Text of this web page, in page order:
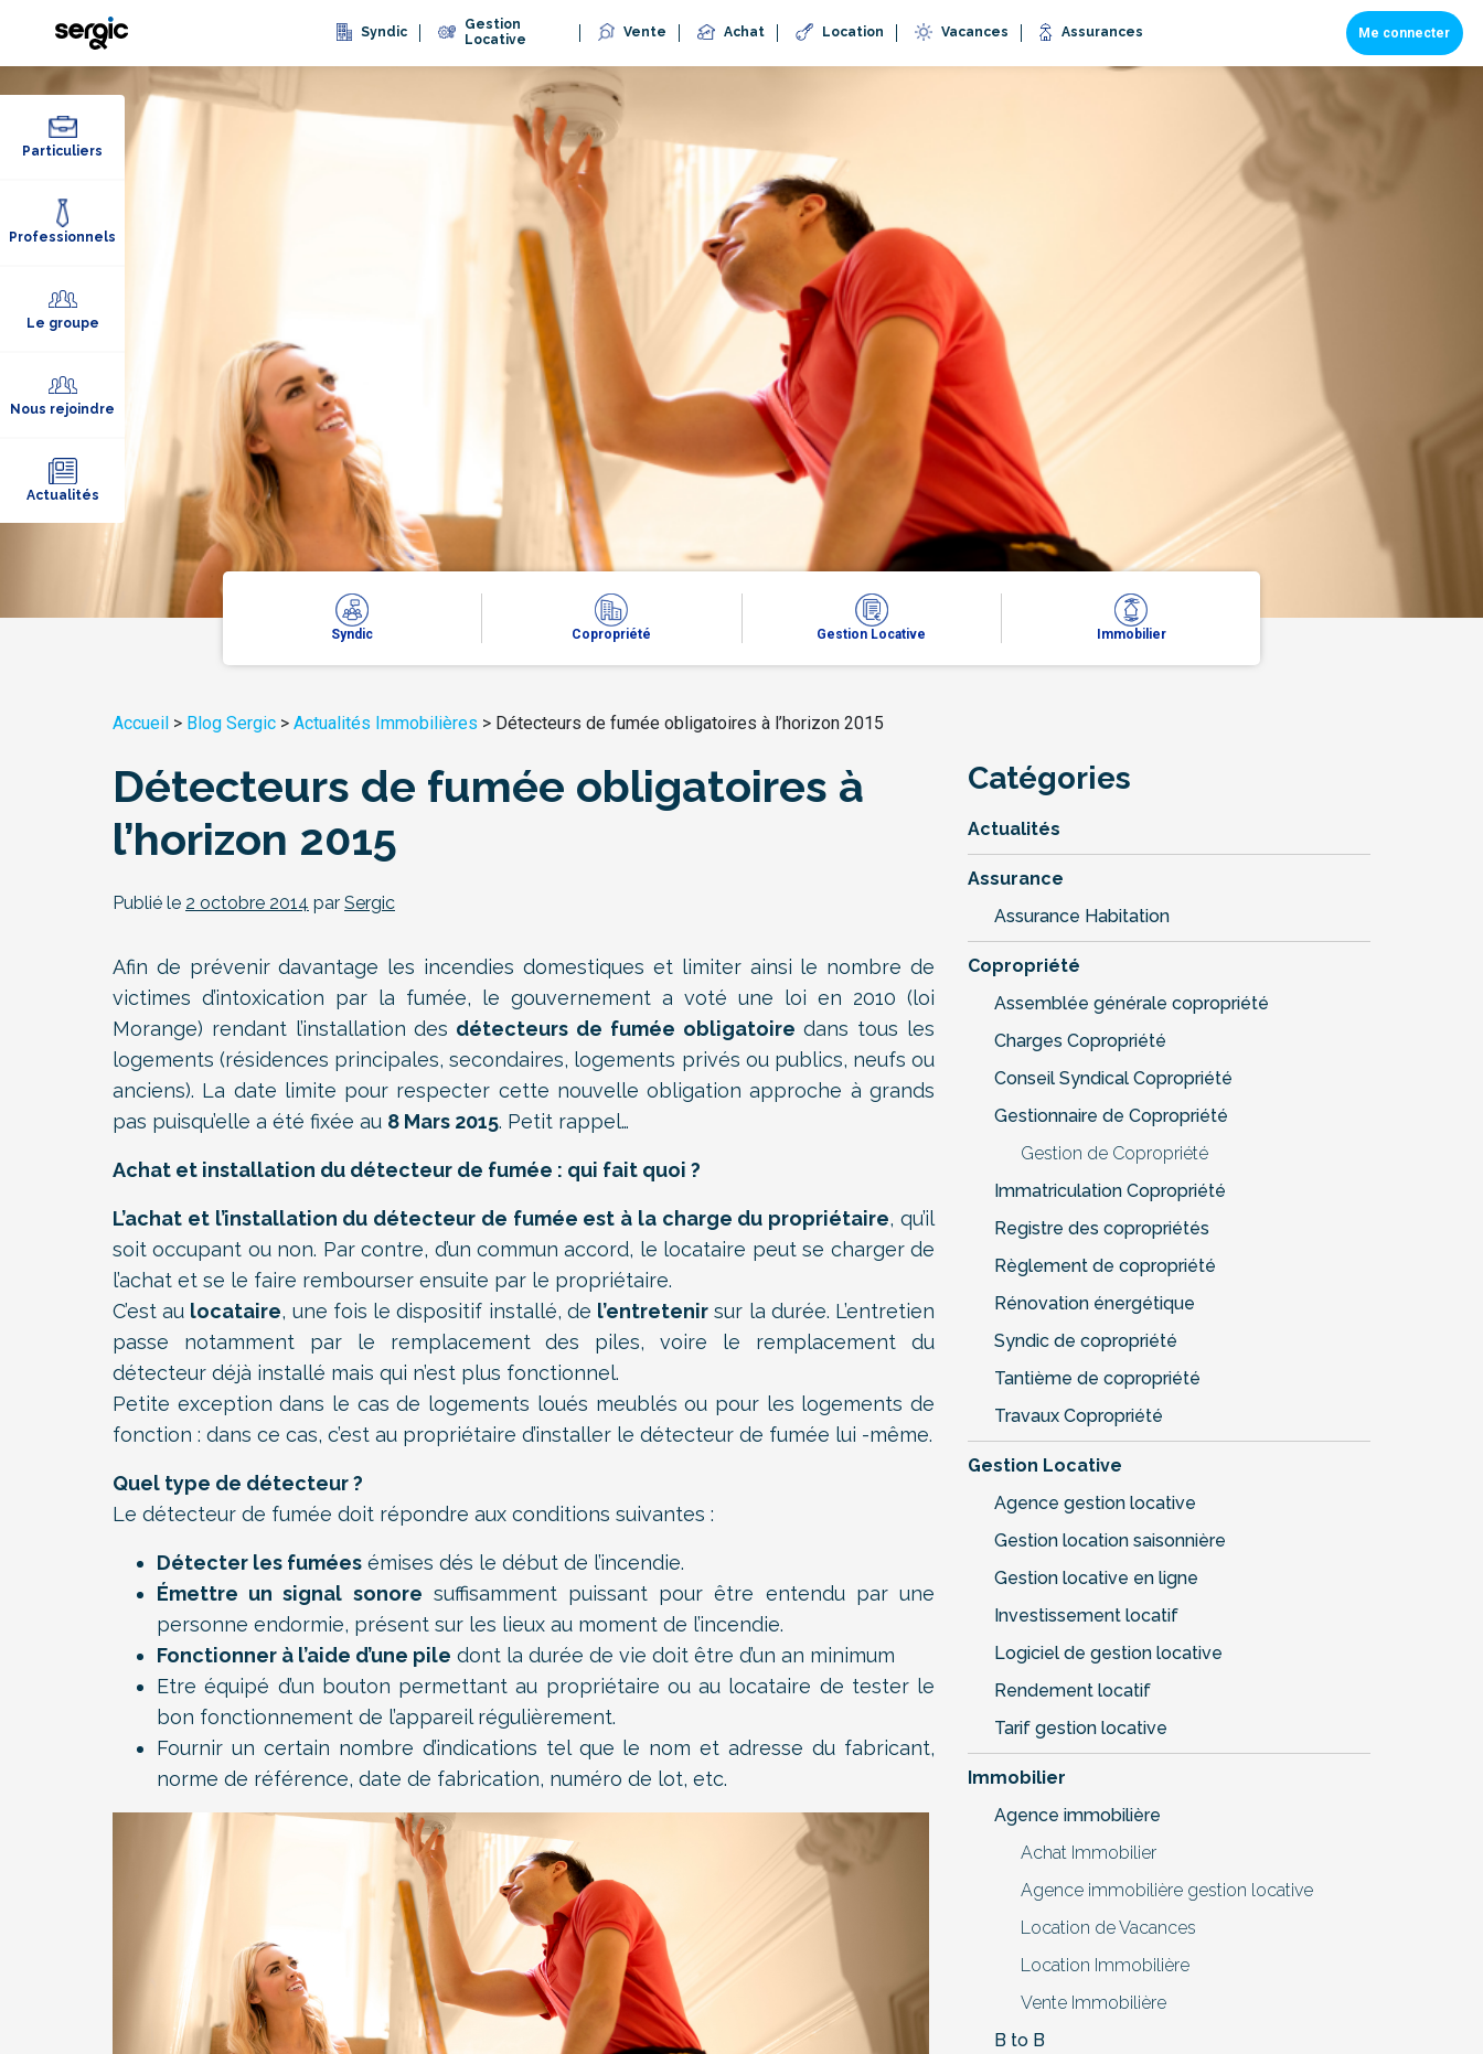
Syndic
Gestion
Locative
Vente Achat Location Vacances Assurances Me connecter
Particuliers
Professionnels
Le groupe
Nous rejoindre
Actualités
Syndic Copropriété Gestion Locative Immobilier
Accueil > Blog Sergic > Actualités Immobilières > Détecteurs de fumée obligatoires à l’horizon 2015
Détecteurs de fumée obligatoires à
l’horizon 2015
Publié le 2 octobre 2014 par Sergic
Afin de prévenir davantage les incendies domestiques et limiter ainsi le nombre de
victimes d’intoxication par la fumée, le gouvernement a voté une loi en 2010 (loi
Morange) rendant l’installation des détecteurs de fumée obligatoire dans tous les
logements (résidences principales, secondaires, logements privés ou publics, neufs ou
anciens). La date limite pour respecter cette nouvelle obligation approche à grands
pas puisqu’elle a été fixée au 8 Mars 2015. Petit rappel…
Achat et installation du détecteur de fumée : qui fait quoi ?
L’achat et l’installation du détecteur de fumée est à la charge du propriétaire, qu’il
soit occupant ou non. Par contre, d’un commun accord, le locataire peut se charger de
l’achat et se le faire rembourser ensuite par le propriétaire.
C’est au locataire, une fois le dispositif installé, de l’entretenir sur la durée. L’entretien
passe notamment par le remplacement des piles, voire le remplacement du
détecteur déjà installé mais qui n’est plus fonctionnel.
Petite exception dans le cas de logements loués meublés ou pour les logements de
fonction : dans ce cas, c’est au propriétaire d’installer le détecteur de fumée lui -même.
Quel type de détecteur ?
Le détecteur de fumée doit répondre aux conditions suivantes :
Détecter les fumées émises dés le début de l’incendie.
Émettre un signal sonore suffisamment puissant pour être entendu par une
personne endormie, présent sur les lieux au moment de l’incendie.
Fonctionner à l’aide d’une pile dont la durée de vie doit être d’un an minimum
Etre équipé d’un bouton permettant au propriétaire ou au locataire de tester le
bon fonctionnement de l’appareil régulièrement.
Fournir un certain nombre d’indications tel que le nom et adresse du fabricant,
norme de référence, date de fabrication, numéro de lot, etc.
Catégories
Actualités
Assurance
Assurance Habitation
Copropriété
Assemblée générale copropriété
Charges Copropriété
Conseil Syndical Copropriété
Gestionnaire de Copropriété
Gestion de Copropriété
Immatriculation Copropriété
Registre des copropriétés
Règlement de copropriété
Rénovation énergétique
Syndic de copropriété
Tantième de copropriété
Travaux Copropriété
Gestion Locative
Agence gestion locative
Gestion location saisonnière
Gestion locative en ligne
Investissement locatif
Logiciel de gestion locative
Rendement locatif
Tarif gestion locative
Immobilier
Agence immobilière
Achat Immobilier
Agence immobilière gestion locative
Location de Vacances
Location Immobilière
Vente Immobilière
B to B